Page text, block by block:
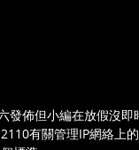
發佈但小編在放假沒即
有關管理IP網絡上